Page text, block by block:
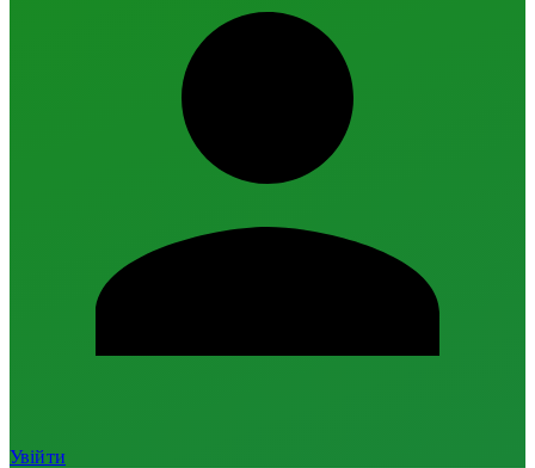
Увійти